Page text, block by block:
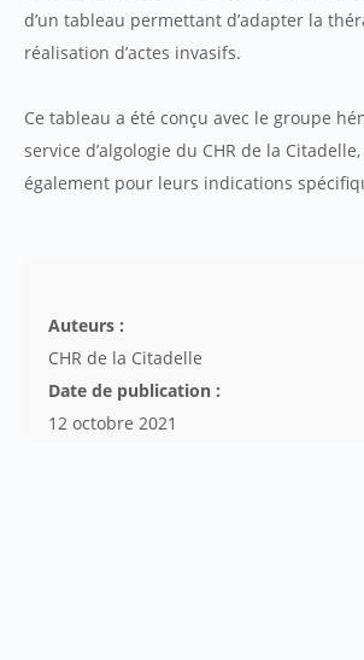
d’un tableau permettant d’adapter la
réalisation d’actes invasifs.
Ce tableau a été conçu avec le groupe
service d’algologie du CHR de la
également pour leurs indications
Auteurs :
CHR de la Citadelle
Date de publication :
12 octobre 2021